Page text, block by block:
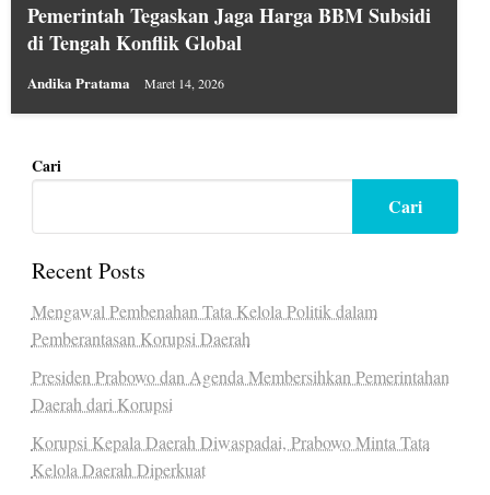
Pemerintah Tegaskan Jaga Harga BBM Subsidi
di Tengah Konflik Global
Andika Pratama Maret 14, 2026
Cari
Cari
Recent Posts
Mengawal Pembenahan Tata Kelola Politik dalam
Pemberantasan Korupsi Daerah
Presiden Prabowo dan Agenda Membersihkan Pemerintahan
Daerah dari Korupsi
Korupsi Kepala Daerah Diwaspadai, Prabowo Minta Tata
Kelola Daerah Diperkuat